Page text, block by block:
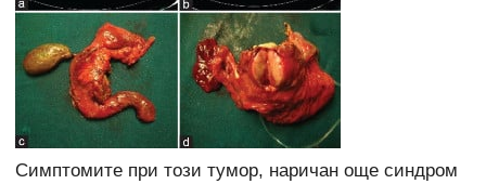
Симптомите при този тумор, наричан още синдром